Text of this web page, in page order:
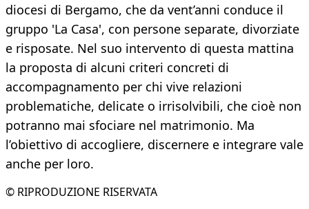
diocesi di Bergamo, che da vent’anni conduce il
gruppo 'La Casa', con persone separate, divorziate
e risposate. Nel suo intervento di questa mattina
la proposta di alcuni criteri concreti di
accompagnamento per chi vive relazioni
problematiche, delicate o irrisolvibili, che cioè non
potranno mai sfociare nel matrimonio. Ma
l’obiettivo di accogliere, discernere e integrare vale
anche per loro.
© RIPRODUZIONE RISERVATA